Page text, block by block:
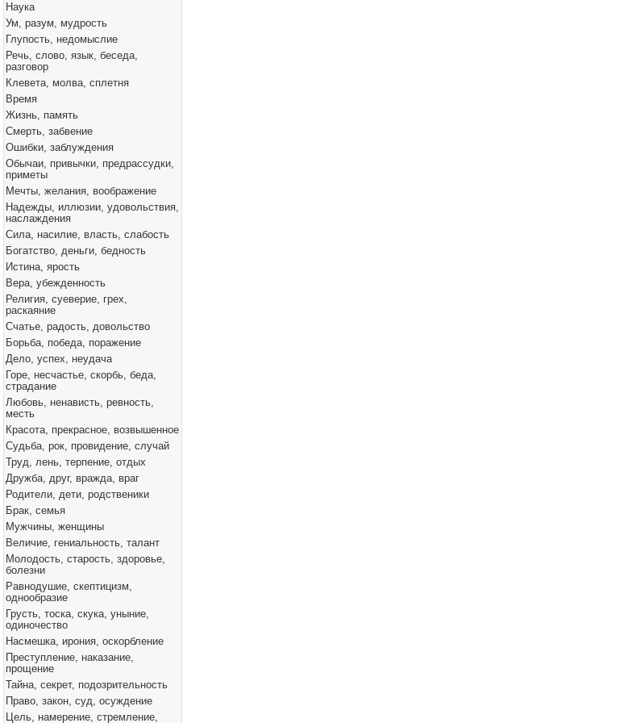
Наука
Ум, разум, мудрость
Глупость, недомыслие
Речь, слово, язык, беседа,
разговор
Клевета, молва, сплетня
Время
Жизнь, память
Смерть, забвение
Ошибки, заблуждения
Обычаи, привычки, предрассудки,
приметы
Мечты, желания, воображение
Надежды, иллюзии, удовольствия,
наслаждения
Сила, насилие, власть, слабость
Богатство, деньги, бедность
Истина, ярость
Вера, убежденность
Религия, суеверие, грех,
раскаяние
Счатье, радость, довольство
Борьба, победа, поражение
Дело, успех, неудача
Горе, несчастье, скорбь, беда,
страдание
Любовь, ненависть, ревность,
месть
Красота, прекрасное, возвышенное
Судьба, рок, провидение, случай
Труд, лень, терпение, отдых
Дружба, друг, вражда, враг
Родители, дети, родственики
Брак, семья
Мужчины, женщины
Величие, гениальность, талант
Молодость, старость, здоровье,
болезни
Равнодушие, скептицизм,
однообразие
Грусть, тоска, скука, уныние,
одиночество
Насмешка, ирония, оскорбление
Преступление, наказание,
прощение
Тайна, секрет, подозрительность
Право, закон, суд, осуждение
Цель, намерение, стремление,